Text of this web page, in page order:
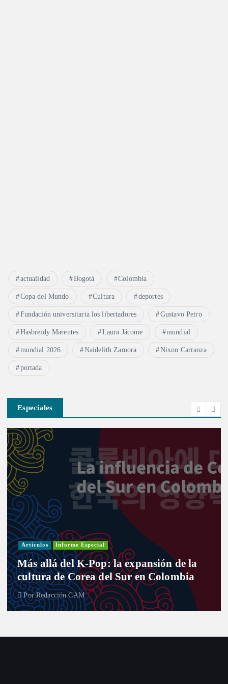
actualidad Bogotá Colombia
Copa del Mundo Cultura deportes
Fundación universitaria los libertadores Gustavo Petro
Hasbreidy Marentes Laura Jácome mundial
mundial 2026 Naidelith Zamora Nixon Carranza
portada
Especiales
Artículos Informe Especial
Más allá del K-Pop: la expansión de la
cultura de Corea del Sur en Colombia
PorRedacción CAM